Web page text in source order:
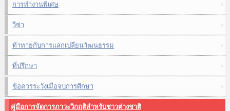
การทำงานพิเศษ
วีซ่า
ท้าทายกับการแลกเปลี่ยนวัฒนธรรม
ที่ปรึกษา
ข้อควรระวังเมื่อจบการศึกษา
คู่มือการจัดการภาวะวิกฤติสำหรับชาวต่างชาติ